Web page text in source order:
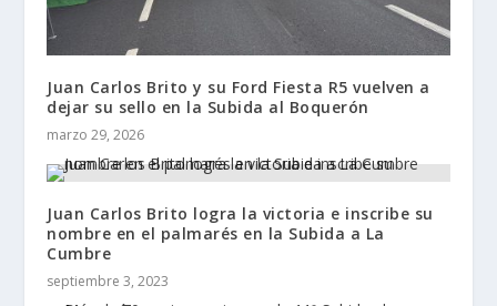
Juan Carlos Brito y su Ford Fiesta R5 vuelven a
dejar su sello en la Subida al Boquerón
marzo 29, 2026
Juan Carlos Brito logra la victoria e inscribe su
nombre en el palmarés en la Subida a La
Cumbre
septiembre 3, 2023